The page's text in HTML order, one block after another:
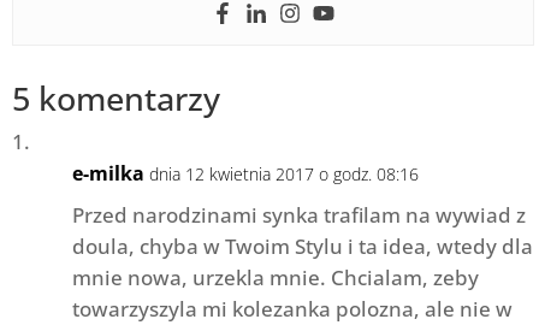
5 komentarzy
e-milka dnia 12 kwietnia 2017 o godz. 08:16
Przed narodzinami synka trafilam na wywiad z
doula, chyba w Twoim Stylu i ta idea, wtedy dla
mnie nowa, urzekla mnie. Chcialam, zeby
towarzyszyla mi kolezanka polozna, ale nie w